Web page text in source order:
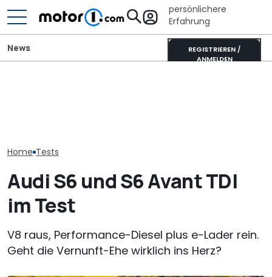
persönlichere
Erfahrung
REGISTRIEREN /
ANMELDEN
News
Home Tests
Audi S6 und S6 Avant TDI
im Test
V8 raus, Performance-Diesel plus e-Lader rein.
Geht die Vernunft-Ehe wirklich ins Herz?